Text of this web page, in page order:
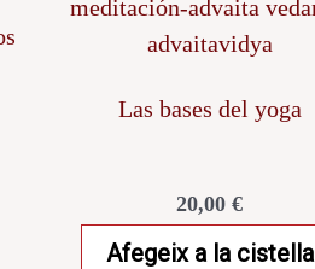
Las bases del yoga
20,00 €
Afegeix a la cistella